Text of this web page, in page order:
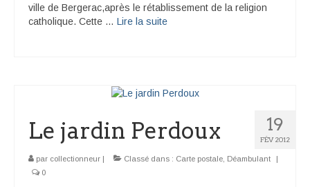
ville de Bergerac,après le rétablissement de la religion
catholique. Cette … Lire la suite­­
19
FÉV 2012
Le jardin Perdoux
par collectionneur | Classé dans : Carte postale Déambulant
|
0